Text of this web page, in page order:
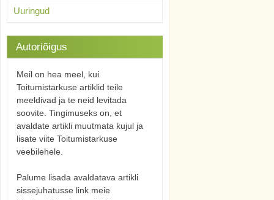
Uuringud
Autoriõigus
Meil on hea meel, kui
Toitumistarkuse artiklid teile
meeldivad ja te neid levitada
soovite. Tingimuseks on, et
avaldate artikli muutmata kujul ja
lisate viite Toitumistarkuse
veebilehele.
Palume lisada avaldatava artikli
sissejuhatusse link meie